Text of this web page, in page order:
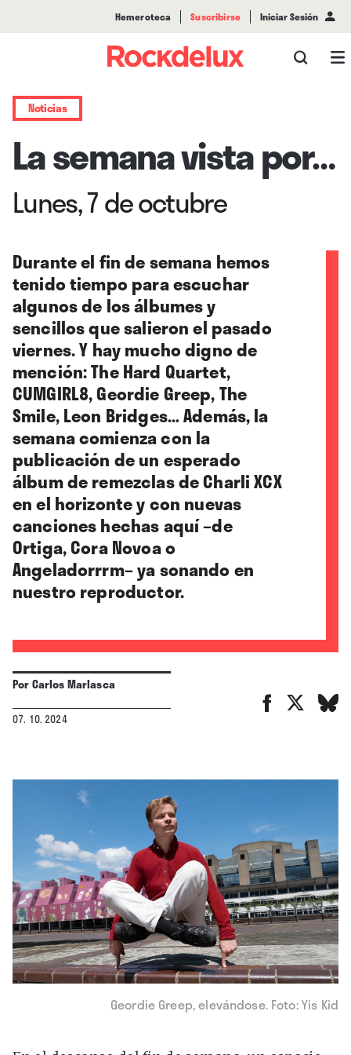
Hemeroteca Suscribirse Iniciar Sesión
Noticias
La semana vista por…
Lunes, 7 de octubre
Durante el fin de semana hemos
tenido tiempo para escuchar
algunos de los álbumes y
sencillos que salieron el pasado
viernes. Y hay mucho digno de
mención: The Hard Quartet,
CUMGIRL8, Geordie Greep, The
Smile, Leon Bridges… Además, la
semana comienza con la
publicación de un esperado
álbum de remezclas de Charli XCX
en el horizonte y con nuevas
canciones hechas aquí –de
Ortiga, Cora Novoa o
Angeladorrrm–ya sonando en
nuestro reproductor.
PorCarlos Marlasca
07. 10. 2024
Geordie Greep, elevándose. Foto: Yis Kid